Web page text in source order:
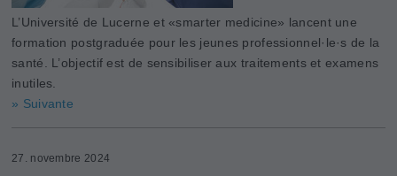
L’Université de Lucerne et «smarter medicine» lancent une
formation postgraduée pour les jeunes professionnel·le·s de la
santé. L’objectif est de sensibiliser aux traitements et examens
inutiles.
» Suivante
27. novembre 2024